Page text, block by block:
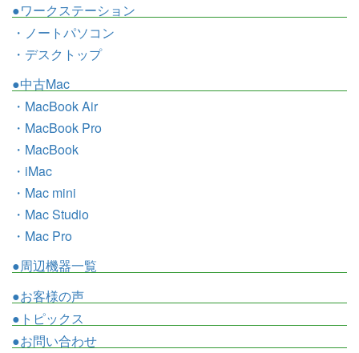
●ワークステーション
・ノートパソコン
・デスクトップ
●中古Mac
・MacBook Air
・MacBook Pro
・MacBook
・iMac
・Mac mini
・Mac Studio
・Mac Pro
●周辺機器一覧
●お客様の声
●トピックス
●お問い合わせ